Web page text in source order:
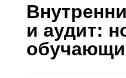
Услуги проживания
Контакты
и аудит: